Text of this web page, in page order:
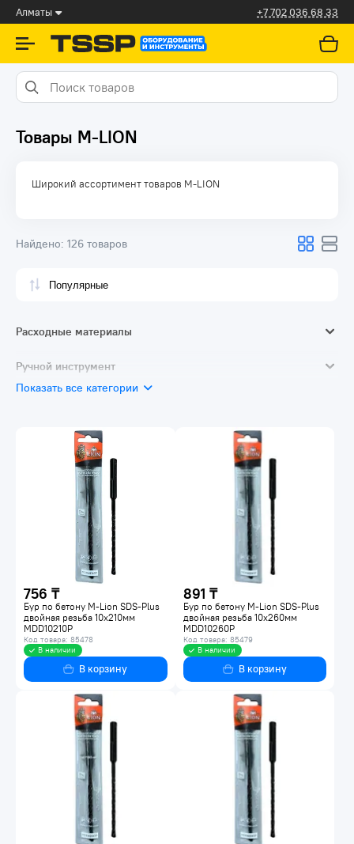
Алматы +7 702 036 68 33
Товары M-LION
Широкий ассортимент товаров M-LION
Найдено: 126 товаров
Расходные материалы
Сверление и бурение
Резка и шлифовка
Ручной инструмент
Ключи, трещотки, воротки
Показать все категории
756 ₸
Бур по бетону M-Lion SDS-Plus
двойная резьба 10х210мм
MDD10210P
Код товара: 85478
В наличии
В корзину
891 ₸
Бур по бетону M-Lion SDS-Plus
двойная резьба 10х260мм
MDD10260P
Код товара: 85479
В наличии
В корзину